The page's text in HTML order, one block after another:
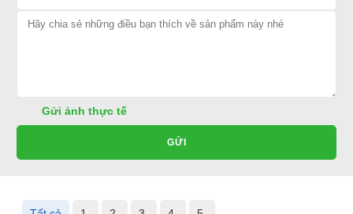
Gửi ảnh thực tế
GỬI